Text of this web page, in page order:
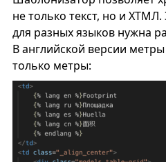
не только текст, но и
для разных языков нужна
В английской версии
только метры: